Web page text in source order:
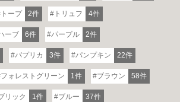
トープ 2件 トリュフ 4件
ーブ 6件 パープル 2件
パプリカ 3件 パンプキン 22件
フォレストグリーン 1件 ブラウン 58件
リック 1件 ブルー 37件